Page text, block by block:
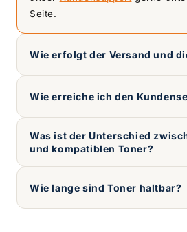
Seite.
Wie erfolgt der Versand und
Wie erreiche ich den
Was ist der Unterschied
und kompatiblen Toner?
Wie lange sind Toner haltbar?